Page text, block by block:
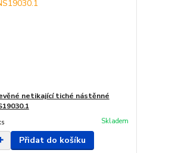
netikající tiché nástěnné
Skladem
Přidat do košíku